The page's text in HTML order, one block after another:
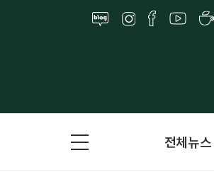
전체뉴스